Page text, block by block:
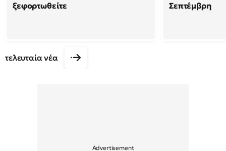
ξεφορτωθείτε
Σεπτέμβρη
τελευταία νέα